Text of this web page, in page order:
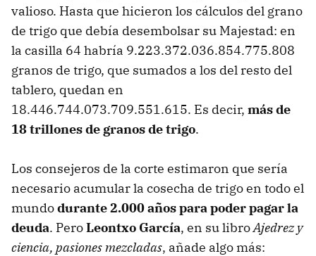
valioso. Hasta que hicieron los cálculos del grano
de trigo que debía desembolsar su Majestad: en
la casilla 64 habría 9.223.372.036.854.775.808
granos de trigo, que sumados a los del resto del
tablero, quedan en
18.446.744.073.709.551.615. Es decir, más de
18 trillones de granos de trigo.
Los consejeros de la corte estimaron que sería
necesario acumular la cosecha de trigo en todo el
mundodurante 2.000 años para poder pagar la
deuda. PeroLeontxo García, en su libroAjedrez y
ciencia, pasiones mezcladas, añade algo más: